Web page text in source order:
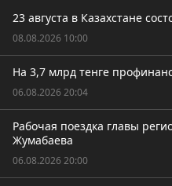
23 августа в Казахстане
08.08.2026 10:00
На 3,7 млрд тенге
06.08.2026 20:04
Рабочая поездка главы
Жумабаева
06.08.2026 20:00